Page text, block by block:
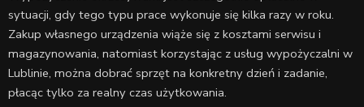
sytuacji, gdy tego typu prace wykonuje się kilka razy w roku.
Zakup własnego urządzenia wiąże się z kosztami serwisu i
magazynowania, natomiast korzystając z usług wypożyczalni w
Lublinie, można dobrać sprzęt na konkretny dzień i zadanie,
płacąc tylko za realny czas użytkowania.